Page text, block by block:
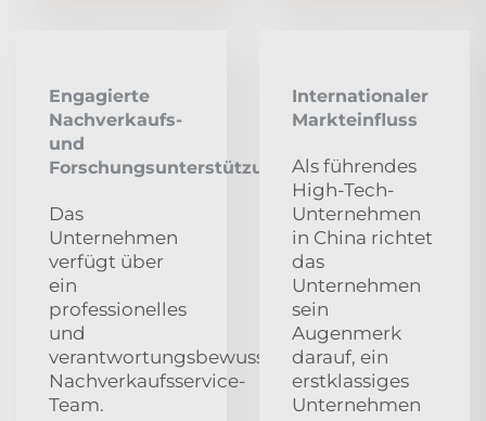
Engagierte
Nachverkaufs-
und
Forschungsunterstützung
Das
Unternehmen
verfügt über
ein
professionelles
und
verantwortungsbewusstes
Nachverkaufsservice-
Team.
Internationaler
Markteinfluss
Als führendes
High-Tech-
Unternehmen
in China richtet
das
Unternehmen
sein
Augenmerk
darauf, ein
erstklassiges
Unternehmen